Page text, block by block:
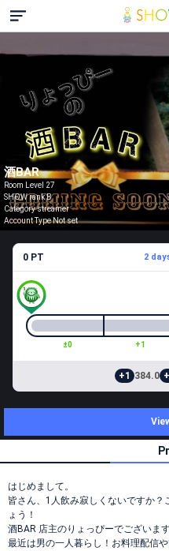
酒BAR
Room Level 27
SHOW rank B
Category streamer
Account Type Not set
0 PT 2
±0 +1
+1 384.0
はじめまして。
皆さん、1人飲み寂しくないですか？
ょう！
酒BAR 店主のりょっぴーでございます
最近は男の一人暮らし！お料理配信